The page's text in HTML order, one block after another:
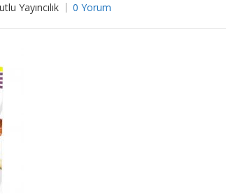
Yayıncılık 0 Yorum